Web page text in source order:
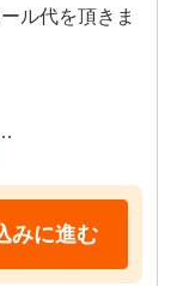
ル代を頂きま
にご案内いた
みに進む